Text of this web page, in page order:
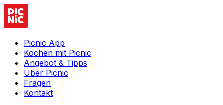
Picnic App
Kochen mit Picnic
Angebot & Tipps
Über Picnic
Fragen
Kontakt